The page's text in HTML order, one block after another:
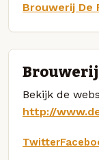
Brouwerij De
Brouwerij
Bekijk de
http://
Twitter